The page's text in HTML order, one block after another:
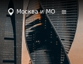
Москва и МО